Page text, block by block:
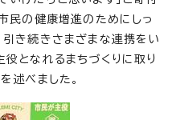
民の健康増進のためにしっ
引き続きさまざまな連携をい
となれるまちづくりに取り
述べました。